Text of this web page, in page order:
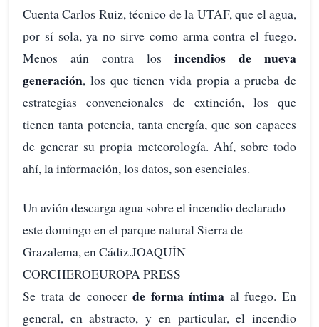
Cuenta Carlos Ruiz, técnico de la UTAF, que el agua,
por sí sola, ya no sirve como arma contra el fuego.
Menos aún contra los incendios de nueva
generación, los que tienen vida propia a prueba de
estrategias convencionales de extinción, los que
tienen tanta potencia, tanta energía, que son capaces
de generar su propia meteorología. Ahí, sobre todo
ahí, la información, los datos, son esenciales.
Un avión descarga agua sobre el incendio declarado
este domingo en el parque natural Sierra de
Grazalema, en Cádiz.JOAQUÍN
CORCHEROEUROPA PRESS
Se trata de conocerde forma íntima al fuego. En
general, en abstracto, y en particular, el incendio